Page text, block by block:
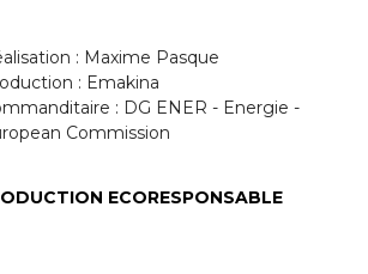
: Maxime Pasque
: Emakina
: DG ENER - Energie -
Commission
ECORESPONSABLE